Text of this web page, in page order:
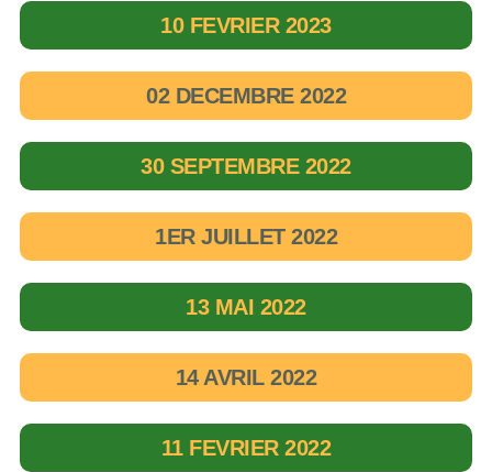
10 FEVRIER 2023
02 DECEMBRE 2022
30 SEPTEMBRE 2022
1ER JUILLET 2022
13 MAI 2022
14 AVRIL 2022
11 FEVRIER 2022